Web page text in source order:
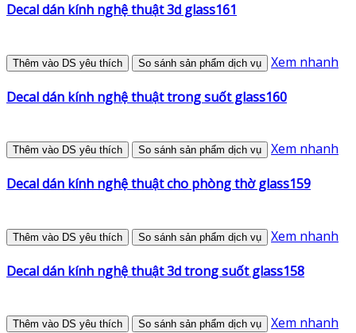
Decal dán kính nghệ thuật 3d glass161
Thêm vào DS yêu thích So sánh sản phẩm dịch vụ Xem nhanh
Decal dán kính nghệ thuật trong suốt glass160
Thêm vào DS yêu thích So sánh sản phẩm dịch vụ Xem nhanh
Decal dán kính nghệ thuật cho phòng thờ glass159
Thêm vào DS yêu thích So sánh sản phẩm dịch vụ Xem nhanh
Decal dán kính nghệ thuật 3d trong suốt glass158
Thêm vào DS yêu thích So sánh sản phẩm dịch vụ Xem nhanh